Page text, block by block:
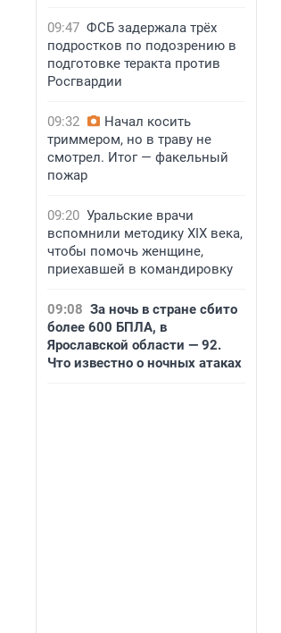
09:47 ФСБ задержала трёх
подростков по подозрению в
подготовке теракта против
Росгвардии
09:32
Начал косить
триммером, но в траву не
смотрел. Итог — факельный
пожар
09:20 Уральские врачи
вспомнили методику XIX века,
чтобы помочь женщине,
приехавшей в командировку
09:08 За ночь в стране сбито
более 600 БПЛА, в
Ярославской области — 92.
Что известно о ночных атаках